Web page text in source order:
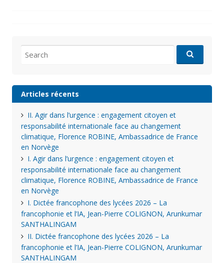
for:
Articles récents
II. Agir dans l’urgence : engagement citoyen et
responsabilité internationale face au changement
climatique, Florence ROBINE, Ambassadrice de France
en Norvège
I. Agir dans l’urgence : engagement citoyen et
responsabilité internationale face au changement
climatique, Florence ROBINE, Ambassadrice de France
en Norvège
I. Dictée francophone des lycées 2026 – La
francophonie et l’IA, Jean-Pierre COLIGNON, Arunkumar
SANTHALINGAM
II. Dictée francophone des lycées 2026 – La
francophonie et l’IA, Jean-Pierre COLIGNON, Arunkumar
SANTHALINGAM